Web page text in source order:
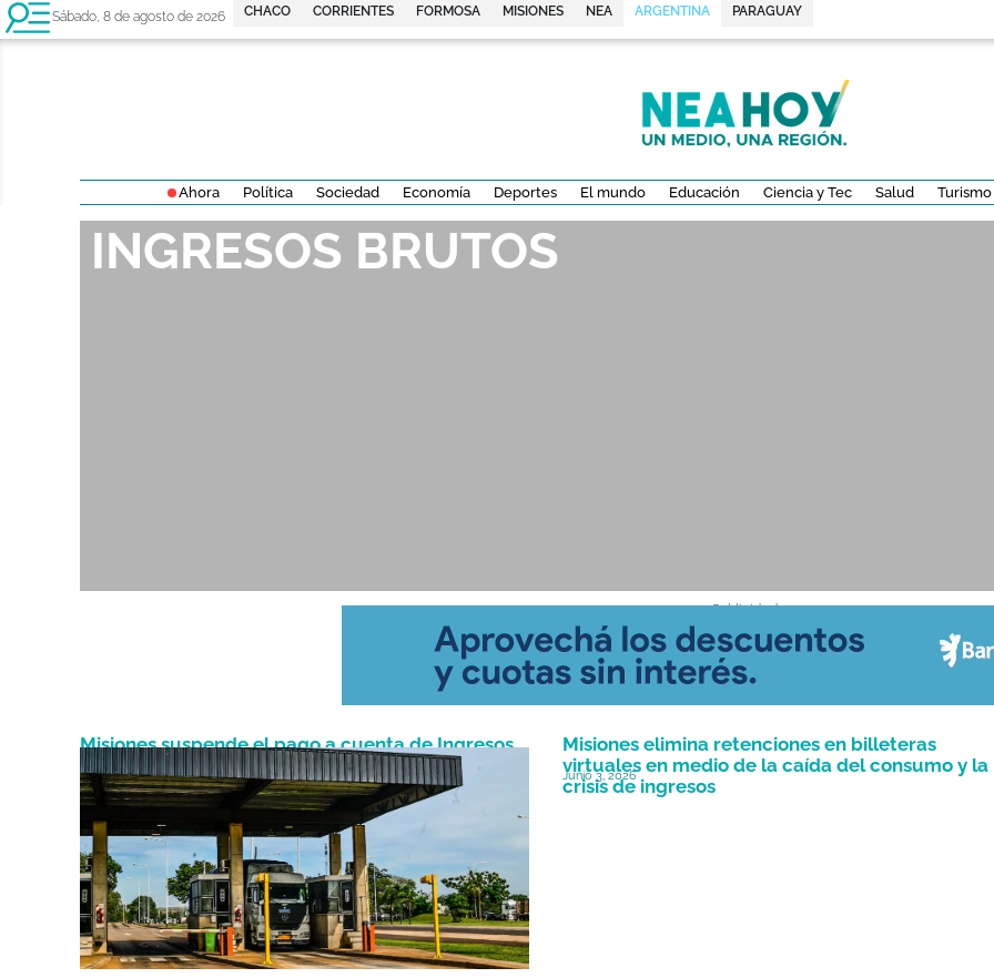
Sábado, 8 de agosto de 2026 CHACO CORRIENTES FORMOSA MISIONES NEA ARGENTINA PARAGUAY
Ahora Política Sociedad Economía Deportes El mundo Educación Ciencia y Tec Salud Turismo
INGRESOS BRUTOS
- Publicidad -
Misiones suspende el pago a cuenta de Ingresos
Brutos para el 95% de los contribuyentes
Julio 1, 2026
Misiones elimina retenciones en billeteras
virtuales en medio de la caída del consumo y la
crisis de ingresos
Junio 3, 2026